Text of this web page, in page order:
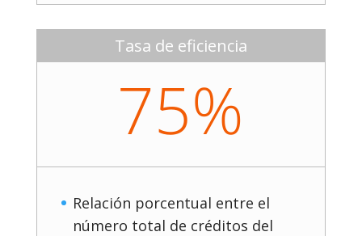
Tasa de eficiencia
75%
Relación porcentual entre el
número total de créditos del